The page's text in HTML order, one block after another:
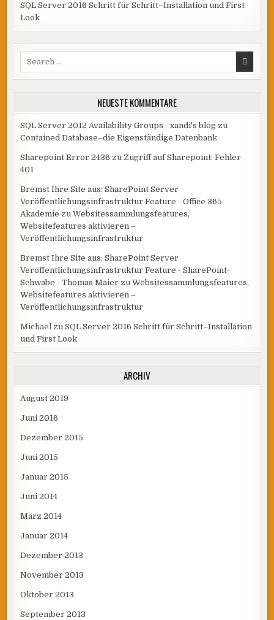
SQL Server 2016 Schritt für Schritt–Installation und First
Look
NEUESTE KOMMENTARE
SQL Server 2012 Availability Groups - xandi's blog zu
Contained Database–die Eigenständige Datenbank
Sharepoint Error 2436 zu Zugriff auf Sharepoint: Fehler
401
Bremst Ihre Site aus: SharePoint Server
Veröffentlichungsinfrastruktur Feature - Office 365
Akademie zuWebsitessammlungsfeatures,
Websitefeatures aktivieren –
Veröffentlichungsinfrastruktur
Bremst Ihre Site aus: SharePoint Server
Veröffentlichungsinfrastruktur Feature - SharePoint-
Schwabe - Thomas Maier zuWebsitessammlungsfeatures,
Websitefeatures aktivieren –
Veröffentlichungsinfrastruktur
Michael zuSQL Server 2016 Schritt für Schritt–Installation
und First Look
ARCHIV
August 2019
Juni 2016
Dezember 2015
Juni 2015
Januar 2015
Juni 2014
März 2014
Januar 2014
Dezember 2013
November 2013
Oktober 2013
September 2013